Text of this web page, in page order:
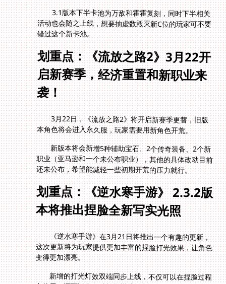
3.1版本下半卡池为万敌和霍霍复刻，同时下半相关
活动也会随之上线，想要抽虚数毁灭新C位的玩家可不要
错过这个新卡池。
划重点：《流放之路2》3月22开
启新赛季，经济重置和新职业来
袭！
3月22日，《流放之路2》将开启新赛季更替，旧版
本角色将会进入永久服，玩家需要用新角色开荒。
新版本将会新增5种辅助宝石、2个传奇装备、2个新
职业（亚马逊和一个未公布职业），其他的具体改动目前
还未公布，希望能减轻一些初期开荒的压力就行。
划重点：《逆水寒手游》 2.3.2版
本将推出捏脸全新写实光照
《逆水寒手游》在3月21日将推出一个有趣的更新，
这次更新将为玩家提供更加丰富的捏脸打光效果，让角色
变得更加漂亮。
新增的打光灯效双端同步上线，不仅可以在捏脸过程
中使用，还可以在各种拍照模式里调整灯光，让玩家可以